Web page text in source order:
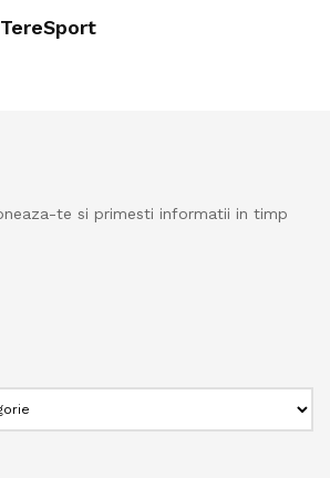
te si primesti informatii in timp